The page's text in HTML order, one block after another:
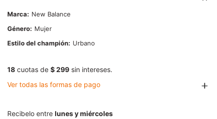
Marca
New Balance
Género
Mujer
Estilo del champión
Urbano
18 cuotas de $ 299 sin intereses.
Ver todas las formas de pago
Recibelo entre lunes y miércoles